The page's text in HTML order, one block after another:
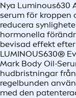
Nya Luminous630
serum för kroppen
reducera
hormonella
bevisad effekt
LUMINOUS630®
Mark Body Oil-
hudbristningar
regelbunden
med den